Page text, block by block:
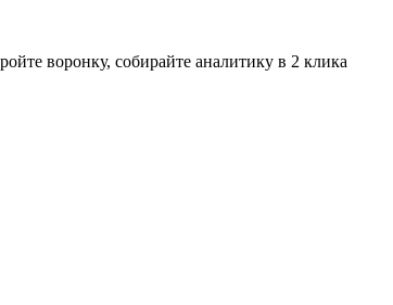
воронку, собирайте аналитику в 2 клика